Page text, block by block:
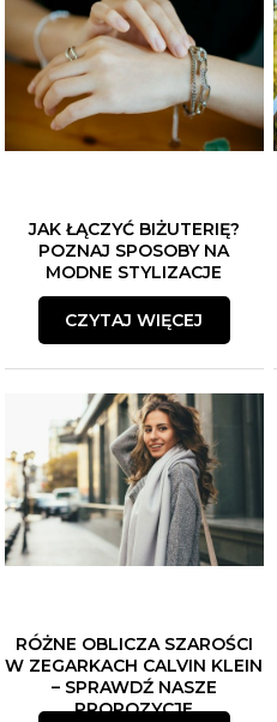
JAK ŁĄCZYĆ BIŻUTERIĘ?
POZNAJ SPOSOBY NA
MODNE STYLIZACJE
CZYTAJ WIĘCEJ
RÓŻNE OBLICZA SZAROŚCI
W ZEGARKACH CALVIN KLEIN
– SPRAWDŹ NASZE
PROPOZYCJE